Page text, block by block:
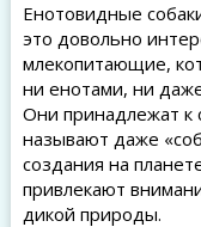
Енотовидные
это довольно
млекопитающие,
ни енотами, ни
Они принадлежат к
называют даже
создания на
привлекают
дикой природы.